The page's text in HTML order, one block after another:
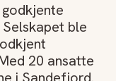
ble
20 ansatte